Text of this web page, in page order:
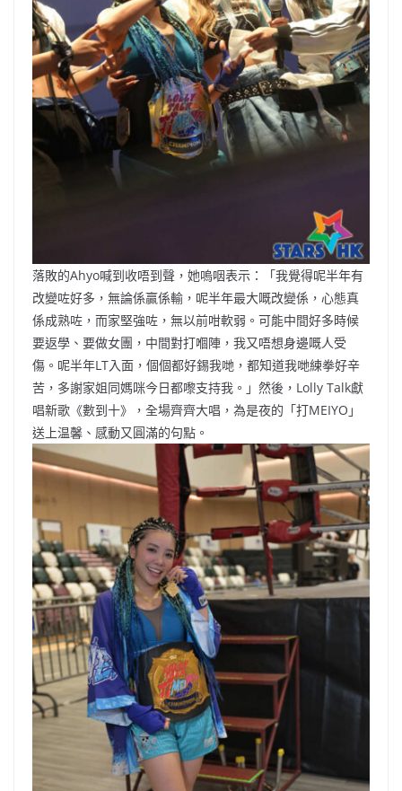
落敗的Ahyo喊到收唔到聲，她嗚咽表示：「我覺得呢半年有
改變咗好多，無論係贏係輸，呢半年最大嘅改變係，心態真
係成熟咗，而家堅強咗，無以前咁軟弱。可能中間好多時候
要返學、要做女團，中間對打嗰陣，我又唔想身邊嘅人受
傷。呢半年LT入面，個個都好錫我哋，都知道我哋練拳好辛
苦，多謝家姐同媽咪今日都嚟支持我。」然後，Lolly Talk獻
唱新歌《數到十》，全場齊齊大唱，為是夜的「打MEIYO」
送上温馨、感動又圓滿的句點。